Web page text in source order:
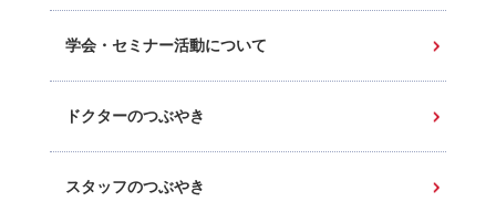
学会・セミナー活動について
ドクターのつぶやき
スタッフのつぶやき